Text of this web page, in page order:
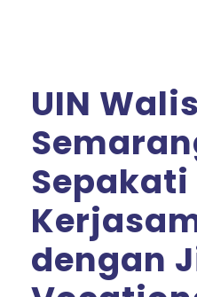
UIN
Sepakati
dengan